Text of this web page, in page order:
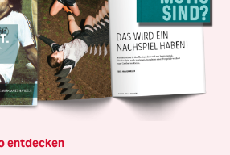
entdecken